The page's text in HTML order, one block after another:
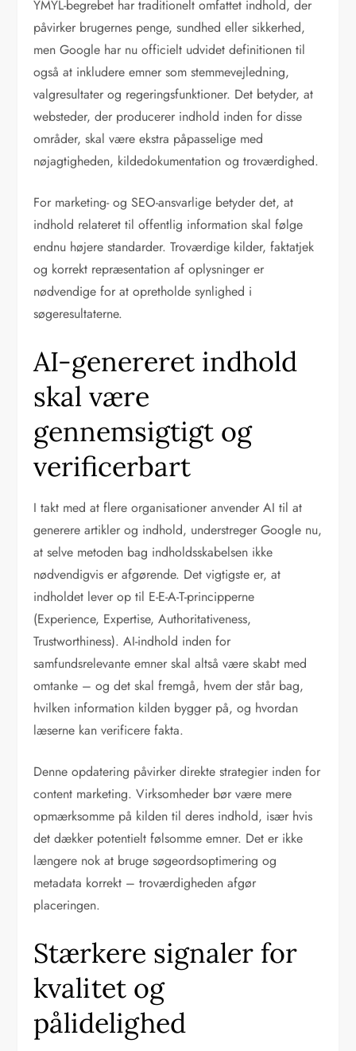
YMYL-begrebet har traditionelt omfattet indhold, der
påvirker brugernes penge, sundhed eller sikkerhed,
men Google har nu officielt udvidet definitionen til
også at inkludere emner som stemmevejledning,
valgresultater og regeringsfunktioner. Det betyder, at
websteder, der producerer indhold inden for disse
områder, skal være ekstra påpasselige med
nøjagtigheden, kildedokumentation og troværdighed.
For marketing- og SEO-ansvarlige betyder det, at
indhold relateret til offentlig information skal følge
endnu højere standarder. Troværdige kilder, faktatjek
og korrekt repræsentation af oplysninger er
nødvendige for at opretholde synlighed i
søgeresultaterne.
AI-genereret indhold
skal være
gennemsigtigt og
verificerbart
I takt med at flere organisationer anvender AI til at
generere artikler og indhold, understreger Google nu,
at selve metoden bag indholdsskabelsen ikke
nødvendigvis er afgørende. Det vigtigste er, at
indholdet lever op til E-E-A-T-principperne
(Experience, Expertise, Authoritativeness,
Trustworthiness). AI-indhold inden for
samfundsrelevante emner skal altså være skabt med
omtanke – og det skal fremgå, hvem der står bag,
hvilken information kilden bygger på, og hvordan
læserne kan verificere fakta.
Denne opdatering påvirker direkte strategier inden for
content marketing. Virksomheder bør være mere
opmærksomme på kilden til deres indhold, især hvis
det dækker potentielt følsomme emner. Det er ikke
længere nok at bruge søgeordsoptimering og
metadata korrekt – troværdigheden afgør
placeringen.
Stærkere signaler for
kvalitet og
pålidelighed